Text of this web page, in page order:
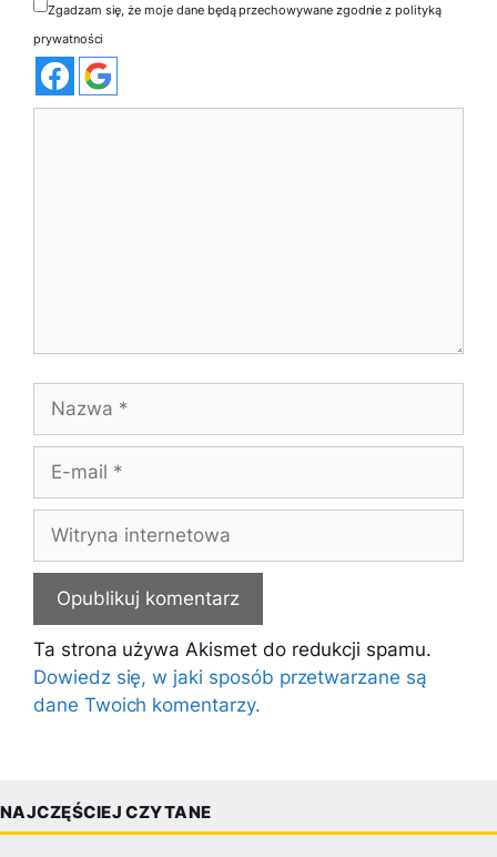
Zgadzam się, że moje dane będą przechowywane zgodnie z polityką
prywatności
mail
internetowa
Ta strona używa Akismet do redukcji spamu.
Dowiedz się, w jaki sposób przetwarzane są
dane Twoich komentarzy.
NAJCZĘŚCIEJ CZYTANE